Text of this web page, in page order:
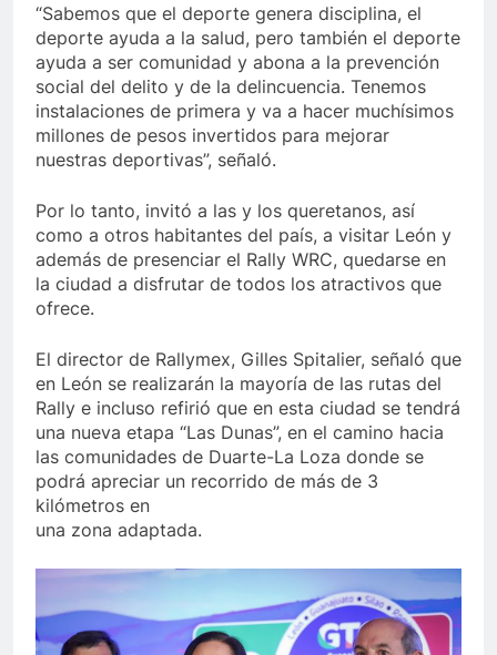
“Sabemos que el deporte genera disciplina, el
deporte ayuda a la salud, pero también el deporte
ayuda a ser comunidad y abona a la prevención
social del delito y de la delincuencia. Tenemos
instalaciones de primera y va a hacer muchísimos
millones de pesos invertidos para mejorar
nuestras deportivas”, señaló.
Por lo tanto, invitó a las y los queretanos, así
como a otros habitantes del país, a visitar León y
además de presenciar el Rally WRC, quedarse en
la ciudad a disfrutar de todos los atractivos que
ofrece.
El director de Rallymex, Gilles Spitalier, señaló que
en León se realizarán la mayoría de las rutas del
Rally e incluso refirió que en esta ciudad se tendrá
una nueva etapa “Las Dunas”, en el camino hacia
las comunidades de Duarte-La Loza donde se
podrá apreciar un recorrido de más de 3
kilómetros en
una zona adaptada.